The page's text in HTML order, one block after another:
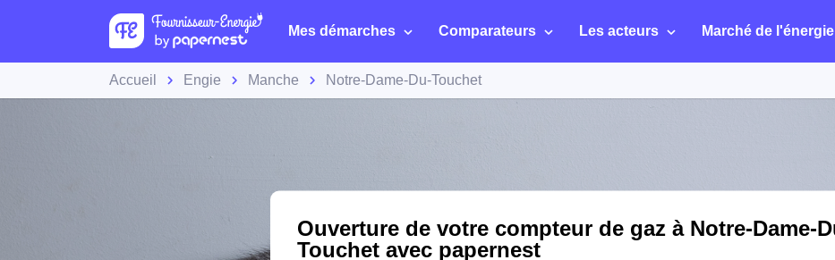
Mes démarches Comparateurs Les acteurs Marché de l'énergie
Accueil Engie Manche Notre-Dame-Du-Touchet